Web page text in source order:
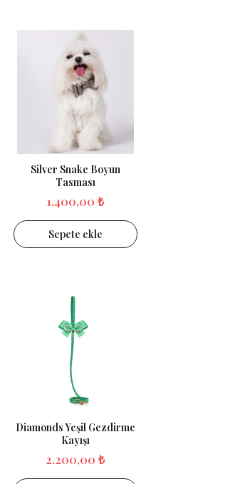
Silver Snake Boyun
Tasması
1.400,00 ₺
Sepete ekle
Diamonds Yeşil Gezdirme
Kayışı
2.200,00 ₺